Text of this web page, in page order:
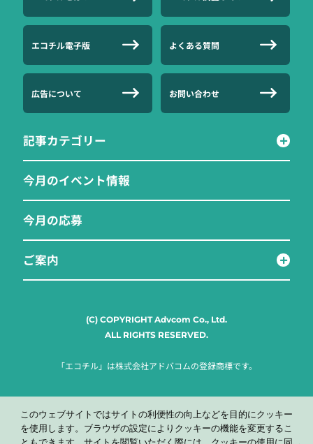
エコチル電子版 よくある質問
広告について お問い合わせ
記事カテゴリー
今月のイベント情報
今月の応募
ご案内
(C) COPYRIGHT Advcom Co., Ltd.
ALL RIGHTS RESERVED.
「エコチル」は株式会社アドバコムの登録商標です。
このウェブサイトではサイトの利便性の向上などを目的にクッキー
を使用します。ブラウザの設定によりクッキーの機能を変更するこ